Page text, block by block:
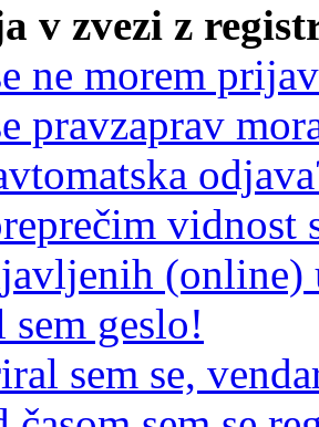
v zvezi z
ne morem
pravzaprav
vidnost
(online)
sem geslo!
sem se,